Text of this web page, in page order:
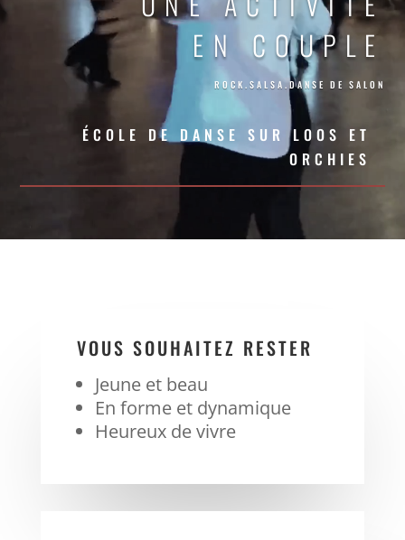
EN COUPLE
ROCK.SALSA.DANSE DE SALON
ÉCOLE DE DANSE SUR LOOS ET
ORCHIES
VOUS SOUHAITEZ RESTER
Jeune et beau
En forme et dynamique
Heureux de vivre